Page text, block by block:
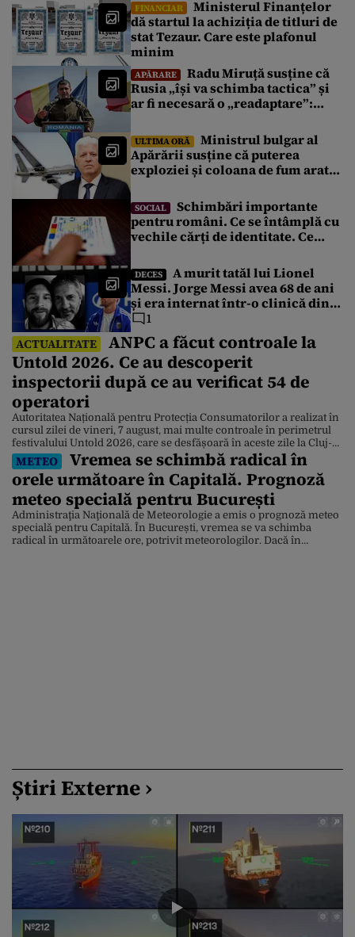
Potrivit Salvamont Prahova, a fost solicitat și sprijinul unui
elicopter de la Târgu Mureș. Update 1: Salvamont Prahova
anunță că, din păcate, nu se poate interveni cu elicopter din
cauza […]
FINANCIAR
Ministerul Finanțelor
dă startul la achiziția de titluri de
stat Tezaur. Care este plafonul
minim
APĂRARE
Radu Miruță susține că
Rusia „își va schimba tactica” și
ar fi necesară o „readaptare”:
suntem pe timp de pace”
ULTIMA ORĂ
Ministrul bulgar al
Apărării susține că puterea
exploziei și coloana de fum arată
semnificativă de exploziv
SOCIAL
Schimbări importante
pentru români. Ce se întâmplă cu
vechile cărți de identitate. Ce
buletinele clasice
DECES
A murit tatăl lui Lionel
Messi. Jorge Messi avea 68 de ani
și era internat într-o clinică din
Argentina
1
ACTUALITATE
ANPC a făcut controale la
Untold 2026. Ce au descoperit
inspectorii după ce au verificat 54 de
operatori
Autoritatea Națională pentru Protecția Consumatorilor a realizat în
cursul zilei de vineri, 7 august, mai multe controale în perimetrul
festivalului Untold 2026, care se desfășoară în aceste zile la Cluj-
Napoca. Reprezentanții ANPC au precizat că cinci echipe de
comisari au fost prezente la festival pentru a verifica modul în care
sunt respectate drepturile consumatorilor. Inspectorii […]
METEO
Vremea se schimbă radical în
orele următoare în Capitală. Prognoză
meteo specială pentru București
Administraţia Naţională de Meteorologie a emis o prognoză meteo
specială pentru Capitală. În București, vremea se va schimba
radical în următoarele ore, potrivit meteorologilor. Dacă în
Știri Externe ›